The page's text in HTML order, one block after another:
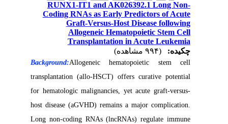
RUNX1-IT1 and AK026392.1 Long Non-
Coding RNAs as Early Predictors of Acute
Graft-Versus-Host Disease following
Allogeneic Hematopoietic Stem Cell
Transplantation in Acute Leukemia
چکیده:
Background:Allogeneic hematopoietic stem cell
transplantation (allo-HSCT) offers curative potential
for hematologic malignancies, yet acute graft-versus-
host disease (aGVHD) remains a major complication.
Long non-coding RNAs (lncRNAs) regulate immune